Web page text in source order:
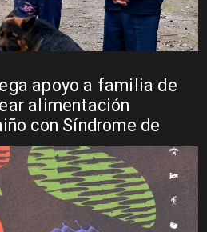
apoyo a familia de
alimentación
con Síndrome de